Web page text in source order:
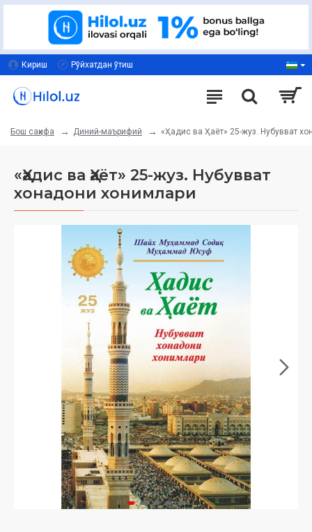
Кириш Рўйхатдан ўтиш
Бош саҳифа Диний-маърифий «Ҳадис ва Ҳаёт» 25-жуз. Нубувват
«Ҳадис ва Ҳаёт» 25-жуз. Нубувват
хонадони хонимлари